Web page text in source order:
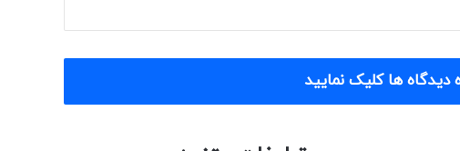
دیدگاه ها کلیک نمایید